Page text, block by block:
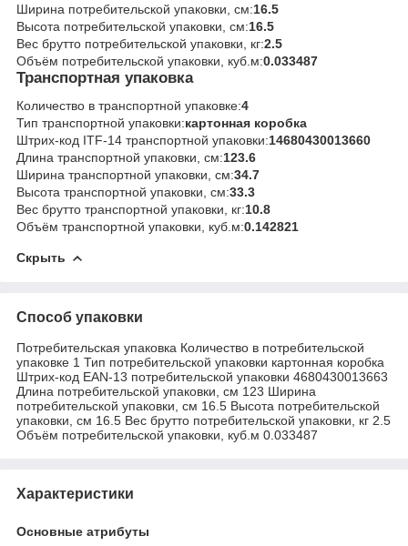
Ширина потребительской упаковки, см:16.5
Высота потребительской упаковки, см:16.5
Вес брутто потребительской упаковки, кг:2.5
Объём потребительской упаковки, куб.м:0.033487
Транспортная упаковка
Количество в транспортной упаковке:4
Тип транспортной упаковки:картонная коробка
Штрих-код ITF-14 транспортной упаковки:14680430013660
Длина транспортной упаковки, см:123.6
Ширина транспортной упаковки, см:34.7
Высота транспортной упаковки, см:33.3
Вес брутто транспортной упаковки, кг:10.8
Объём транспортной упаковки, куб.м:0.142821
Скрыть
Способ упаковки
Потребительская упаковка Количество в потребительской
упаковке 1 Тип потребительской упаковки картонная коробка
Штрих-код EAN-13 потребительской упаковки 4680430013663
Длина потребительской упаковки, см 123 Ширина
потребительской упаковки, см 16.5 Высота потребительской
упаковки, см 16.5 Вес брутто потребительской упаковки, кг 2.5
Объём потребительской упаковки, куб.м 0.033487
Характеристики
Основные атрибуты